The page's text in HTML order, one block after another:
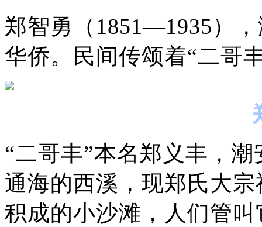
郑智勇（1851—1935）
华侨。民间传颂着“二哥
“二哥丰”本名郑义丰，
通海的西溪，现郑氏大
积成的小沙滩，人们管